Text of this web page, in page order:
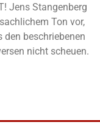
Jens Stangenberg
Ton vor,
den beschriebenen
nicht scheuen.